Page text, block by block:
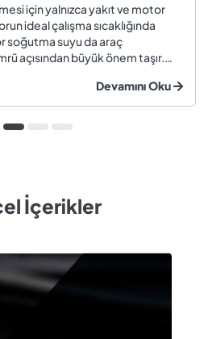
için yalnızca yakıt ve motor
ideal çalışma sıcaklığında
soğutma suyu da araç
açısından büyük önem taşır.
suyu; hararet, korozyon, motor
ma...
Devamını Oku
İçerikler